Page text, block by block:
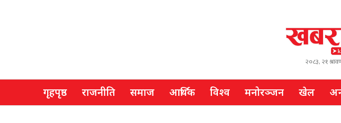
२०८३, २१
गृहपृष्ठ राजनीति समाज आर्थिक विश्व मनोरञ्जन खेल